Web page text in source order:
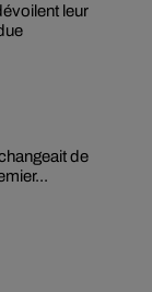
leur
de